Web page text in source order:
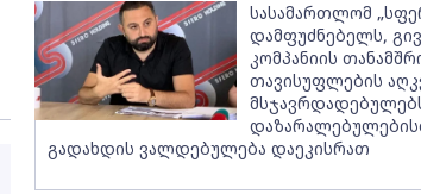
სასამართლომ
დამფუძნებელს,
კომპანიის
თავისუფლების
გადახდის ვალდებულება დაეკისრათ